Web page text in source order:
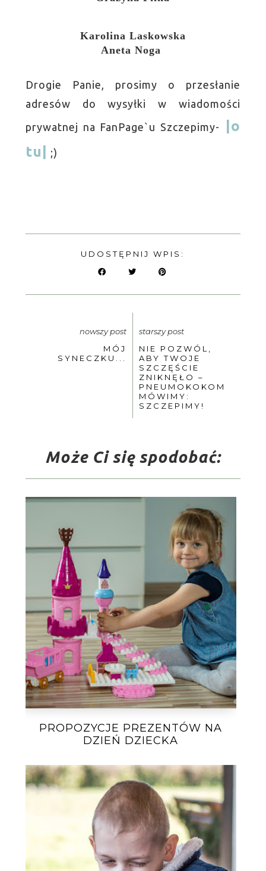
Karolina Laskowska
Aneta Noga
Drogie Panie, prosimy o przesłanie
adresów do wysyłki w wiadomości
prywatnej na FanPage`u Szczepimy-
|o
tu|
;)
UDOSTĘPNIJ WPIS:
nowszy post
MÓJ
SYNECZKU...
starszy post
NIE POZWÓL,
ABY TWOJE
SZCZĘŚCIE
ZNIKNĘŁO –
PNEUMOKOKOM
MÓWIMY:
SZCZEPIMY!
Może Ci się spodobać:
PROPOZYCJE PREZENTÓW NA
DZIEŃ DZIECKA